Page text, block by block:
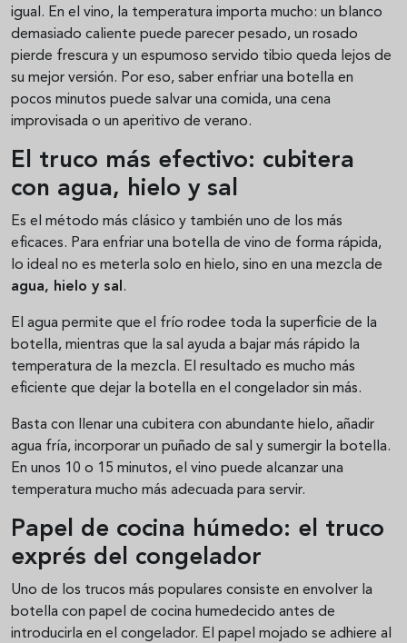
igual. En el vino, la temperatura importa mucho: un blanco
demasiado caliente puede parecer pesado, un rosado
pierde frescura y un espumoso servido tibio queda lejos de
su mejor versión. Por eso, saber enfriar una botella en
pocos minutos puede salvar una comida, una cena
improvisada o un aperitivo de verano.
El truco más efectivo: cubitera
con agua, hielo y sal
Es el método más clásico y también uno de los más
eficaces. Para enfriar una botella de vino de forma rápida,
lo ideal no es meterla solo en hielo, sino en una mezcla de
agua, hielo y sal.
El agua permite que el frío rodee toda la superficie de la
botella, mientras que la sal ayuda a bajar más rápido la
temperatura de la mezcla. El resultado es mucho más
eficiente que dejar la botella en el congelador sin más.
Basta con llenar una cubitera con abundante hielo, añadir
agua fría, incorporar un puñado de sal y sumergir la botella.
En unos 10 o 15 minutos, el vino puede alcanzar una
temperatura mucho más adecuada para servir.
Papel de cocina húmedo: el truco
exprés del congelador
Uno de los trucos más populares consiste en envolver la
botella con papel de cocina humedecido antes de
introducirla en el congelador. El papel mojado se adhiere al